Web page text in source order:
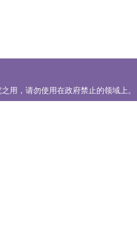
用，请勿使用在政府禁止的领域上。